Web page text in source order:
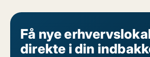
Få nye
direkte i din